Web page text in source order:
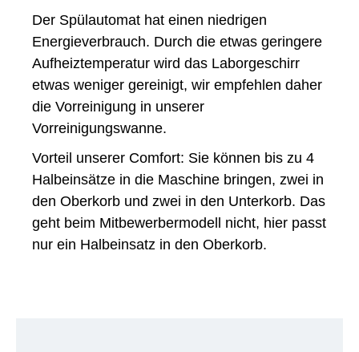
Der Spülautomat hat einen niedrigen
Energieverbrauch. Durch die etwas geringere
Aufheiztemperatur wird das Laborgeschirr
etwas weniger gereinigt, wir empfehlen daher
die Vorreinigung in unserer
Vorreinigungswanne.
Vorteil unserer Comfort: Sie können bis zu 4
Halbeinsätze in die Maschine bringen, zwei in
den Oberkorb und zwei in den Unterkorb. Das
geht beim Mitbewerbermodell nicht, hier passt
nur ein Halbeinsatz in den Oberkorb.